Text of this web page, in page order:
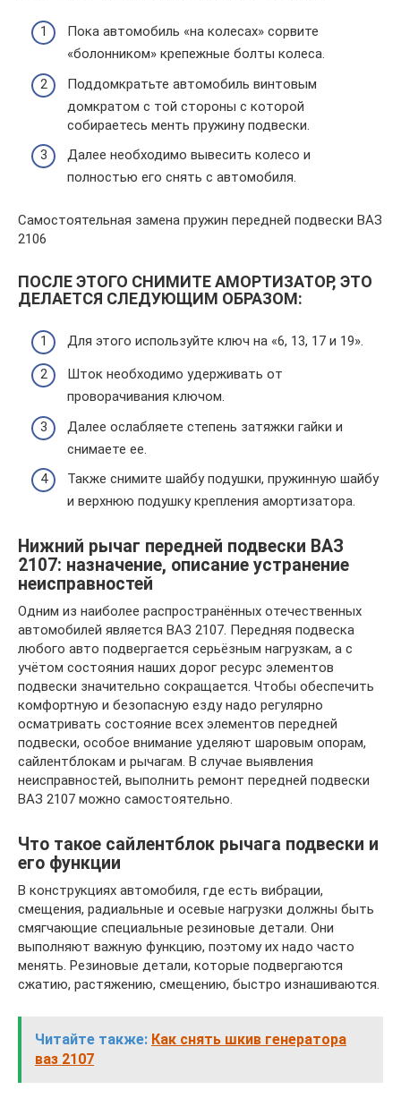
Пока автомобиль «на колесах» сорвите
«болонником» крепежные болты колеса.
Поддомкратьте автомобиль винтовым
домкратом с той стороны с которой
собираетесь менть пружину подвески.
Далее необходимо вывесить колесо и
полностью его снять с автомобиля.
Самостоятельная замена пружин передней подвески ВАЗ
2106
ПОСЛЕ ЭТОГО СНИМИТЕ АМОРТИЗАТОР, ЭТО
ДЕЛАЕТСЯ СЛЕДУЮЩИМ ОБРАЗОМ:
Для этого используйте ключ на «6, 13, 17 и 19».
Шток необходимо удерживать от
проворачивания ключом.
Далее ослабляете степень затяжки гайки и
снимаете ее.
Также снимите шайбу подушки, пружинную шайбу
и верхнюю подушку крепления амортизатора.
Нижний рычаг передней подвески ВАЗ
2107: назначение, описание устранение
неисправностей
Одним из наиболее распространённых отечественных
автомобилей является ВАЗ 2107. Передняя подвеска
любого авто подвергается серьёзным нагрузкам, а с
учётом состояния наших дорог ресурс элементов
подвески значительно сокращается. Чтобы обеспечить
комфортную и безопасную езду надо регулярно
осматривать состояние всех элементов передней
подвески, особое внимание уделяют шаровым опорам,
сайлентблокам и рычагам. В случае выявления
неисправностей, выполнить ремонт передней подвески
ВАЗ 2107 можно самостоятельно.
Что такое сайлентблок рычага подвески и
его функции
В конструкциях автомобиля, где есть вибрации,
смещения, радиальные и осевые нагрузки должны быть
смягчающие специальные резиновые детали. Они
выполняют важную функцию, поэтому их надо часто
менять. Резиновые детали, которые подвергаются
сжатию, растяжению, смещению, быстро изнашиваются.
Читайте также: Как снять шкив генератора
ваз 2107